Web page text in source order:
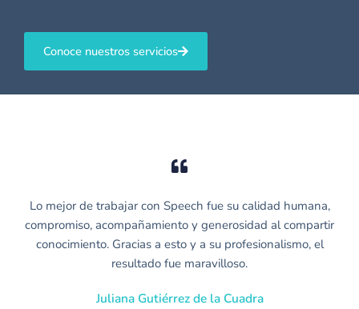
Conoce nuestros servicios
Lo mejor de trabajar con Speech fue su calidad humana,
compromiso, acompañamiento y generosidad al compartir
conocimiento. Gracias a esto y a su profesionalismo, el
resultado fue maravilloso.
Juliana Gutiérrez de la Cuadra